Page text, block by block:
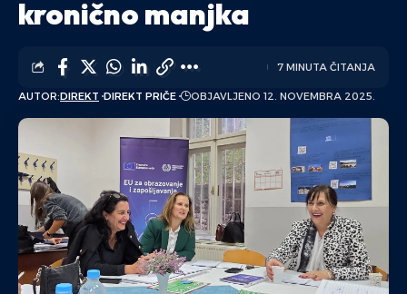
kronično manjka
AUTOR:DIREKT DIREKT PRIČE OBJAVLJENO 12. NOVEMBRA 2025.
7 MINUTA ČITANJA